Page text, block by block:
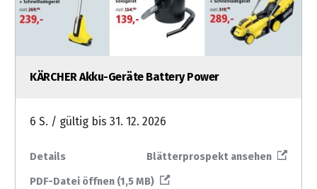
KÄRCHER Akku-Geräte Battery Power
6 S. / gültig bis 31. 12. 2026
Details
Blätterprospekt ansehen
PDF-Datei öffnen (1,5 MB)